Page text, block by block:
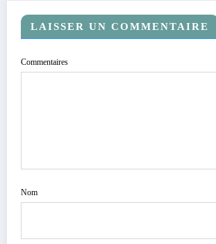
LAISSER UN COMMENTAIRE
Commentaires
Nom